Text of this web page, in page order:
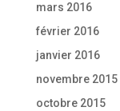
mars 2016
février 2016
janvier 2016
novembre 2015
octobre 2015